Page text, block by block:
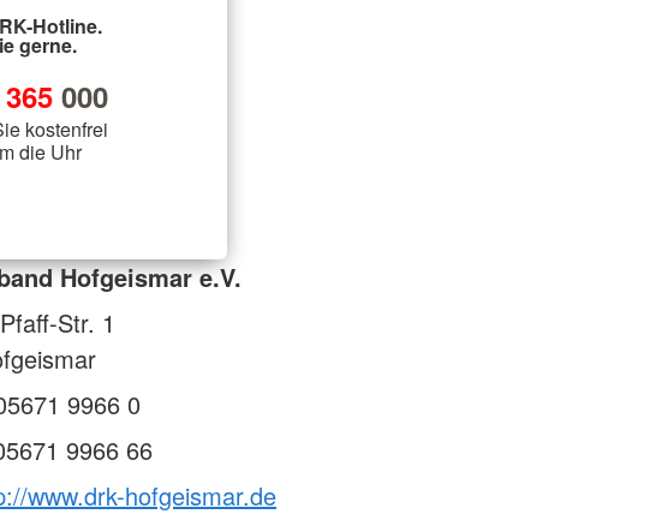
Hotline.
gerne.
365000
kostenfrei
die Uhr
Hofgeismar e.V.
Str. 1
9966 0
9966 66
www.drk-hofgeismar.de